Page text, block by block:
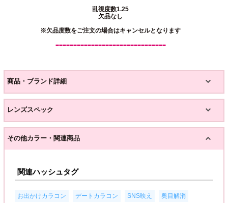
乱視度数1.25
欠品なし
※欠品度数をご注文の場合はキャンセルとなります
===============================
商品・ブランド詳細
レンズスペック
その他カラー・関連商品
関連ハッシュタグ
お出かけカラコン デートカラコン SNS映え 奥目解消